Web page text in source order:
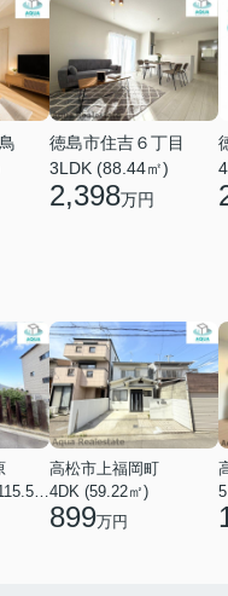
徳島市住吉６丁目
3LDK (88.44㎡)
2,398万円
4LDK＋S(納戸) (115.52㎡)
高松市上福岡町
4DK (59.22㎡)
899万円